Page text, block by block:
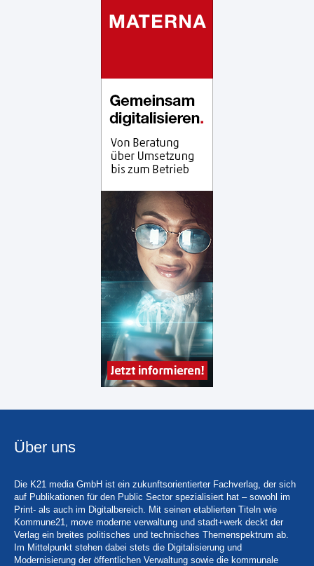
Über uns
Die K21 media GmbH ist ein zukunftsorientierter Fachverlag, der sich
auf Publikationen für den Public Sector spezialisiert hat – sowohl im
Print- als auch im Digitalbereich. Mit seinen etablierten Titeln wie
Kommune21, move moderne verwaltung und stadt+werk deckt der
Verlag ein breites politisches und technisches Themenspektrum ab.
Im Mittelpunkt stehen dabei stets die Digitalisierung und
Modernisierung der öffentlichen Verwaltung sowie die kommunale